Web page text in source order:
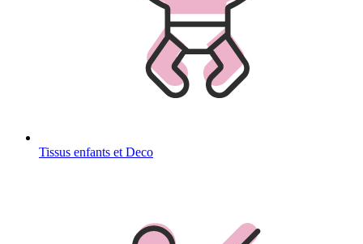
Tissus enfants et Deco